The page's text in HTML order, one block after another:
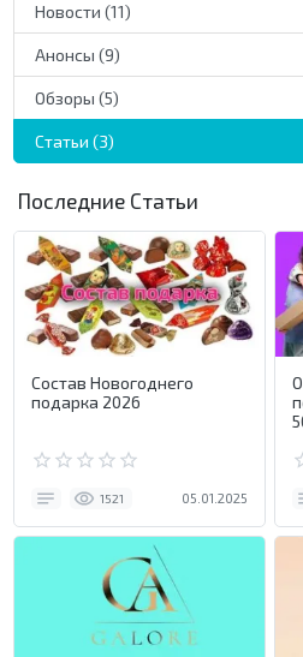
Новости (11)
Анонсы (9)
Обзоры (5)
Статьи (3)
Последние Статьи
Состав Новогоднего
подарка 2026
1521 05.01.2025